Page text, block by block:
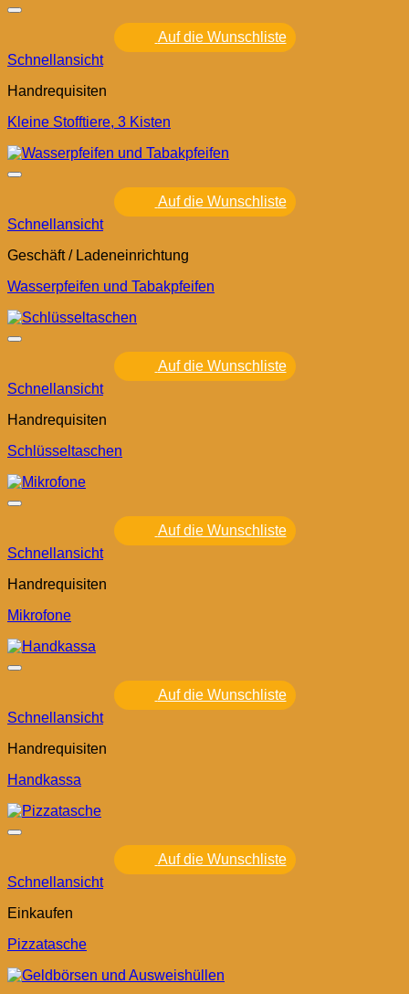
Auf die Wunschliste
Schnellansicht
Handrequisiten
Kleine Stofftiere, 3 Kisten
Auf die Wunschliste
Schnellansicht
Geschäft / Ladeneinrichtung
Wasserpfeifen und Tabakpfeifen
Auf die Wunschliste
Schnellansicht
Handrequisiten
Schlüsseltaschen
Auf die Wunschliste
Schnellansicht
Handrequisiten
Mikrofone
Auf die Wunschliste
Schnellansicht
Handrequisiten
Handkassa
Auf die Wunschliste
Schnellansicht
Einkaufen
Pizzatasche